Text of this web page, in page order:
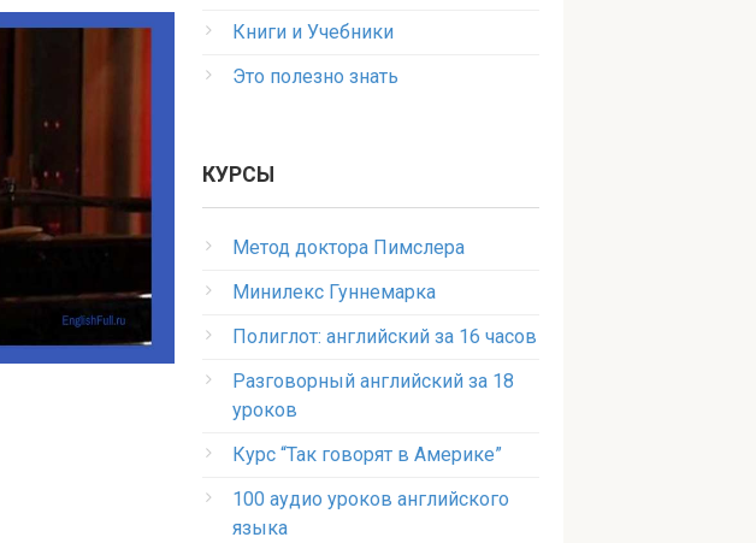
Книги и Учебники
Это полезно знать
КУРСЫ
Метод доктора Пимслера
Минилекс Гуннемарка
Полиглот: английский за 16 часов
Разговорный английский за 18
уроков
Курс “Так говорят в Америке”
100 аудио уроков английского
языка